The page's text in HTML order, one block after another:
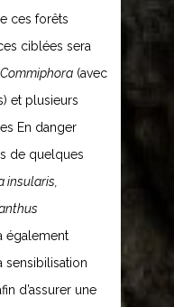
ces forêts
ciblées sera
Commiphora (avec
et plusieurs
En danger
de quelques
insularis,
également
sensibilisation
d’assurer une